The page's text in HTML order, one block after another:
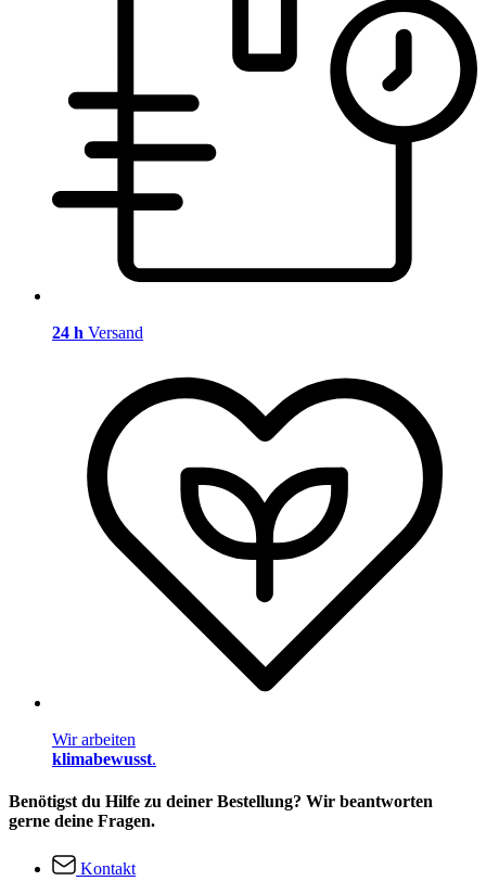
24 h Versand
Wir arbeiten
klimabewusst.
Benötigst du Hilfe zu deiner Bestellung? Wir beantworten
gerne deine Fragen.
Kontakt